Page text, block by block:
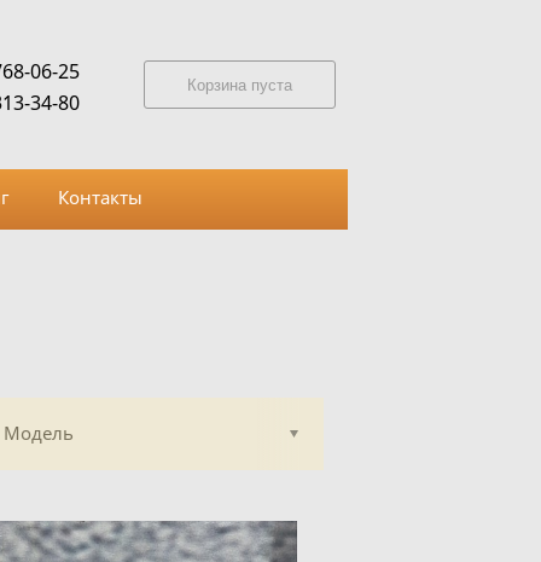
Модель
06-25
34-80
Корзина пуста
Контакты